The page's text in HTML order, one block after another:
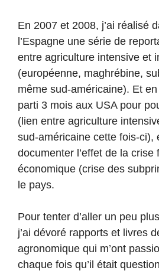
En 2007 et 2008, j’ai réalisé
l’Espagne une série de
entre agriculture intensive et
(européenne, maghrébine,
même sud-américaine). Et
parti 3 mois aux USA pour
(lien entre agriculture
sud-américaine cette fois-ci),
documenter l’effet de la crise
économique (crise des
le pays.
Pour tenter d’aller un peu
j’ai dévoré rapports et livres
agronomique qui m’ont
chaque fois qu’il était